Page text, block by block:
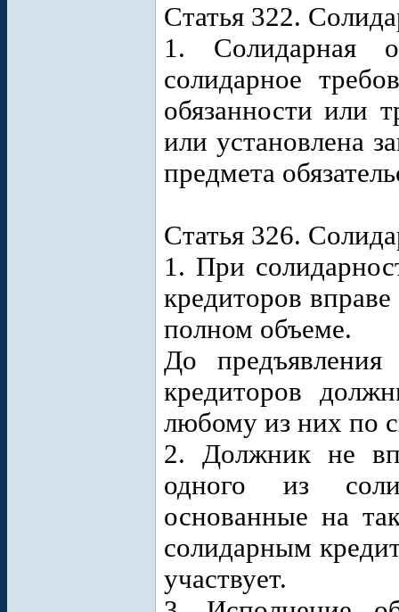
Статья 322.
1. Солидарная
солидарное
обязанности или
или установлена
предмета
Статья 326.
1. При
кредиторов
полном объеме.
До
кредиторов
любому из них по
2. Должник не
одного из
основанные на
солидарным
участвует.